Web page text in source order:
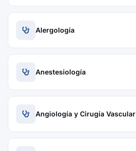
Alergología
Anestesiología
Angiología y Cirugía Vascular